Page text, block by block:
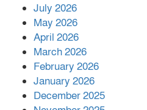
July 2026
May 2026
April 2026
March 2026
February 2026
January 2026
December 2025